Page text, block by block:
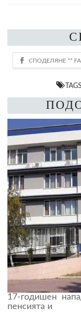
17-годишен
пенсията и